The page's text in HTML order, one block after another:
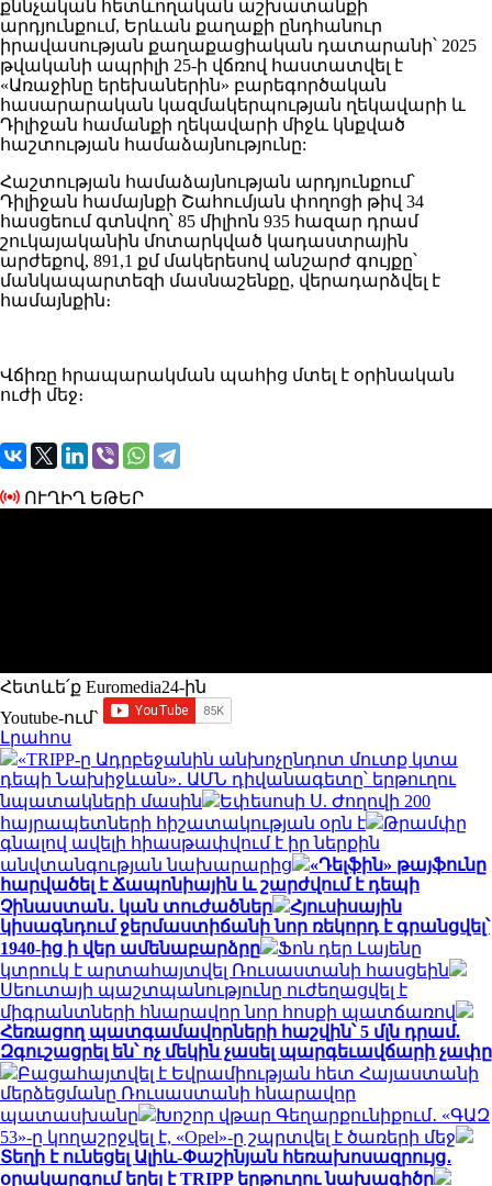
քննչական հետևողական աշխատանքի
արդյունքում, Երևան քաղաքի ընդհանուր
իրավասության քաղաքացիական դատարանի՝ 2025
թվականի ապրիլի 25-ի վճռով հաստատվել է
«Առաջինը երեխաներին» բարեգործական
հասարարական կազմակերպության ղեկավարի և
Դիլիջան համանքի ղեկավարի միջև կնքված
հաշտության համաձայնությունը:
Հաշտության համաձայնության արդյունքում՝
Դիլիջան համայնքի Շահումյան փողոցի թիվ 34
հասցեում գտնվող՝ 85 միլիոն 935 հազար դրամ
շուկայականին մոտարկված կադաստրային
արժեքով, 891,1 քմ մակերեսով անշարժ գույքը՝
մանկապարտեզի մասնաշենքը, վերադարձվել է
համայնքին։
Վճիռը հրապարակման պահից մտել է օրինական
ուժի մեջ։
ՈՒՂԻՂ ԵԹԵՐ
Հետևե՛ք Euromedia24-ին
Youtube-ում`
Լրահոս
«TRIPP-ը Ադրբեջանին անխոչընդոտ մուտք կտա
դեպի Նախիջևան»․ ԱՄՆ դիվանագետը՝ երթուղու
նպատակների մասին
Եփեսոսի Ս. Ժողովի 200
հայրապետների հիշատակության օրն է
Թրամփը
գնալով ավելի հիասթափվում է իր ներքին
անվտանգության նախարարից
«Դելֆին» թայֆունը
հարվածել է Ճապոնիային և շարժվում է դեպի
Չինաստան․ կան տուժածներ
Հյուսիսային
կիսագնդում ջերմաստիճանի նոր ռեկորդ է գրանցվել՝
1940-ից ի վեր ամենաբարձրը
Ֆոն դեր Լայենը
կտրուկ է արտահայտվել Ռուսաստանի հասցեին
Սեուտայի ​​պաշտպանությունը ուժեղացվել է
միգրանտների հնարավոր նոր հոսքի պատճառով
Հեռացող պատգամավորների հաշվին՝ 5 մլն դրամ.
Զգուշացրել են՝ ոչ մեկին չասել պարգեւավճարի չափը
Բացահայտվել է Եվրամիության հետ Հայաստանի
մերձեցմանը Ռուսաստանի հնարավոր
պատասխանը
Խոշոր վթար Գեղարքունիքում․ «ԳԱԶ
53»-ը կողաշրջվել է, «Opel»-ը շպրտվել է ծառերի մեջ
Տեղի է ունեցել Ալիև-Փաշինյան հեռախոսազրույց․
օրակարգում եղել է TRIPP երթուղու նախագիծը